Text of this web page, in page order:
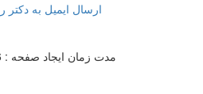
ارسال ایمیل به دکتر
مدت زمان ایجاد صفحه : 0.16 ثانیه (99)